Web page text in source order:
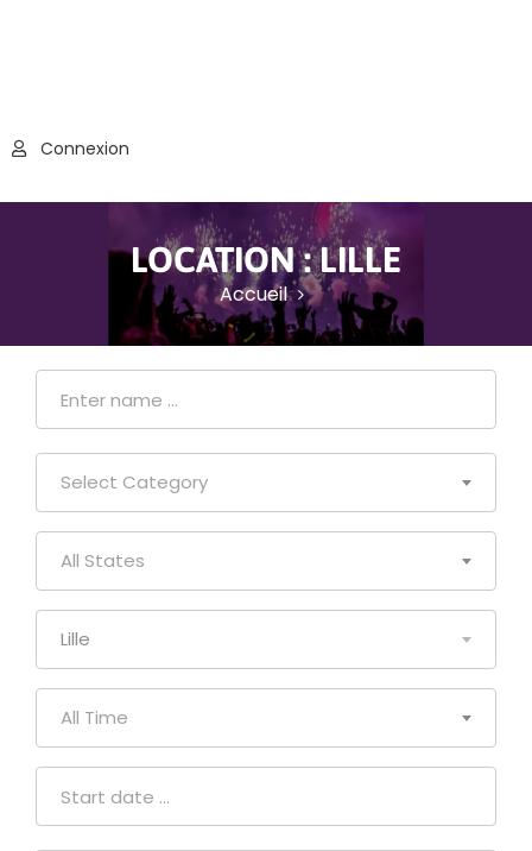
Connexion
LOCATION :LILLE
Accueil
Select Category
All States
Lille
All Time